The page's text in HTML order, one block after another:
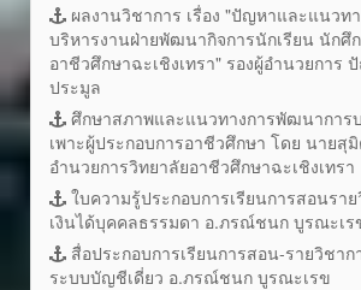
ผลงานวิชาการ เรื่อง "ปัญหาและแนวท
บริหารงานฝ่ายพัฒนากิจการนักเรียน นักศึ
อาชีวศึกษาฉะเชิงเทรา" รองผู้อำนวยกา
ประมูล
ศึกษาสภาพและแนวทางการพัฒนาการ
เพาะผู้ประกอบการอาชีวศึกษา โดย นายสุ
อำนวยการวิทยาลัยอาชีวศึกษาฉะเชิงเทรา
ใบความรู้ประกอบการเรียนการสอนร
เงินได้บุคคลธรรมดา อ.ภรณ์ชนก บูรณะเร
สื่อประกอบการเรียนการสอน-รายวิชา
ระบบบัญชีเดี่ยว อ.ภรณ์ชนก บูรณะเรข